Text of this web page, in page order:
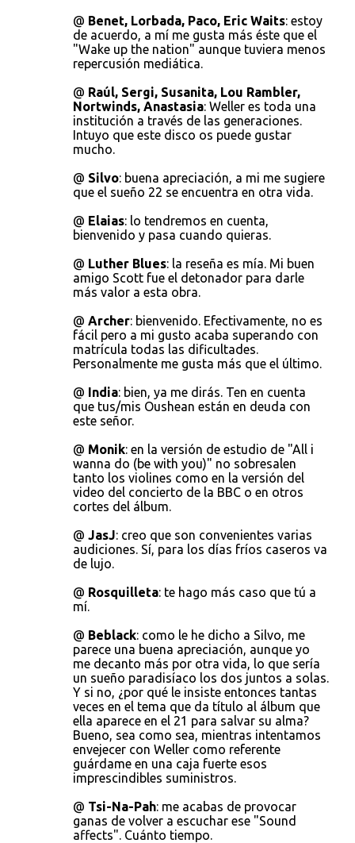
@ Benet, Lorbada, Paco, Eric Waits: estoy
de acuerdo, a mí me gusta más éste que el
"Wake up the nation" aunque tuviera menos
repercusión mediática.
@ Raúl, Sergi, Susanita, Lou Rambler,
Nortwinds, Anastasia: Weller es toda una
institución a través de las generaciones.
Intuyo que este disco os puede gustar
mucho.
@ Silvo: buena apreciación, a mi me sugiere
que el sueño 22 se encuentra en otra vida.
@ Elaias: lo tendremos en cuenta,
bienvenido y pasa cuando quieras.
@ Luther Blues: la reseña es mía. Mi buen
amigo Scott fue el detonador para darle
más valor a esta obra.
@ Archer: bienvenido. Efectivamente, no es
fácil pero a mi gusto acaba superando con
matrícula todas las dificultades.
Personalmente me gusta más que el último.
@ India: bien, ya me dirás. Ten en cuenta
que tus/mis Oushean están en deuda con
este señor.
@ Monik: en la versión de estudio de "All i
wanna do (be with you)" no sobresalen
tanto los violines como en la versión del
video del concierto de la BBC o en otros
cortes del álbum.
@ JasJ: creo que son convenientes varias
audiciones. Sí, para los días fríos caseros va
de lujo.
@ Rosquilleta: te hago más caso que tú a
mí.
@ Beblack: como le he dicho a Silvo, me
parece una buena apreciación, aunque yo
me decanto más por otra vida, lo que sería
un sueño paradisíaco los dos juntos a solas.
Y si no, ¿por qué le insiste entonces tantas
veces en el tema que da título al álbum que
ella aparece en el 21 para salvar su alma?
Bueno, sea como sea, mientras intentamos
envejecer con Weller como referente
guárdame en una caja fuerte esos
imprescindibles suministros.
@ Tsi-Na-Pah: me acabas de provocar
ganas de volver a escuchar ese "Sound
affects". Cuánto tiempo.